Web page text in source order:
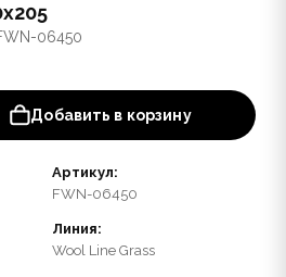
06450
Добавить в корзину
Артикул:
FWN-06450
Линия:
Wool Line Grass